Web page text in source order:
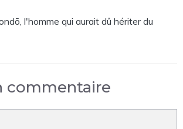
l'homme qui aurait dû hériter du
commentaire